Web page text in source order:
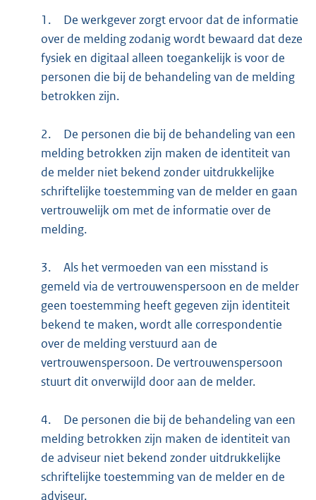
1.
De werkgever zorgt ervoor dat de informatie
over de melding zodanig wordt bewaard dat deze
fysiek en digitaal alleen toegankelijk is voor de
personen die bij de behandeling van de melding
betrokken zijn.
2.
De personen die bij de behandeling van een
melding betrokken zijn maken de identiteit van
de melder niet bekend zonder uitdrukkelijke
schriftelijke toestemming van de melder en gaan
vertrouwelijk om met de informatie over de
melding.
3.
Als het vermoeden van een misstand is
gemeld via de vertrouwenspersoon en de melder
geen toestemming heeft gegeven zijn identiteit
bekend te maken, wordt alle correspondentie
over de melding verstuurd aan de
vertrouwenspersoon. De vertrouwenspersoon
stuurt dit onverwijld door aan de melder.
4.
De personen die bij de behandeling van een
melding betrokken zijn maken de identiteit van
de adviseur niet bekend zonder uitdrukkelijke
schriftelijke toestemming van de melder en de
adviseur.